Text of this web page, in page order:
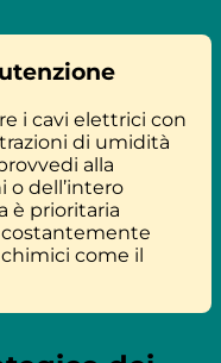
i cavi elettrici con
di umidità
alla
o dell’intero
è prioritaria
come il